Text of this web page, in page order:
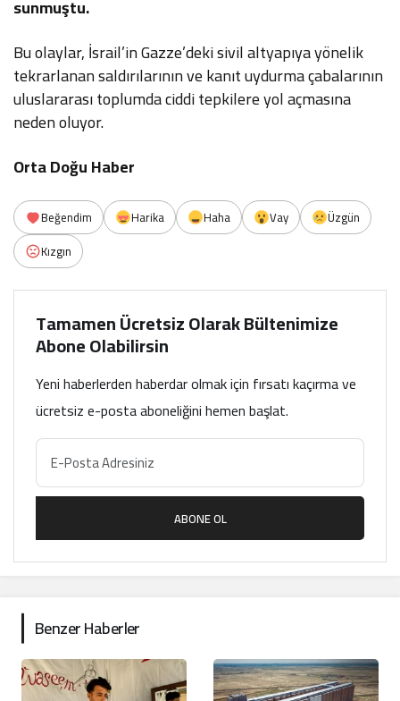
sunmuştu.
Bu olaylar, İsrail’in Gazze’deki sivil altyapıya yönelik
tekrarlanan saldırılarının ve kanıt uydurma çabalarının
uluslararası toplumda ciddi tepkilere yol açmasına
neden oluyor.
Orta Doğu Haber
Beğendim Harika Haha Vay
Üzgün
Kızgın
Tamamen Ücretsiz Olarak Bültenimize
Abone Olabilirsin
Yeni haberlerden haberdar olmak için fırsatı kaçırma ve
ücretsiz e-posta aboneliğini hemen başlat.
ABONE OL
Benzer Haberler